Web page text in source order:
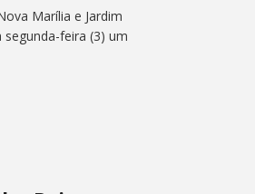
Marília e Jardim
feira (3) um